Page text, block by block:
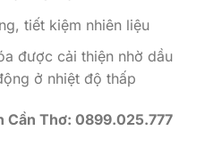
tiết kiệm nhiên liệu
được cải thiện nhờ dầu
ở nhiệt độ thấp
Cần Thơ: 0899.025.777